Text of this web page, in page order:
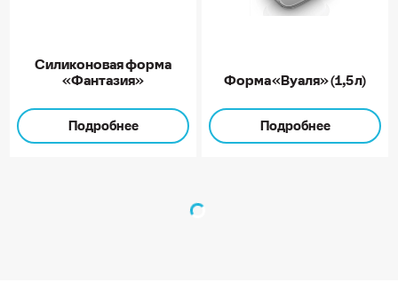
Силиконовая форма
«Фантазия»
Подробнее
Форма «Вуаля» (1,5 л)
Подробнее